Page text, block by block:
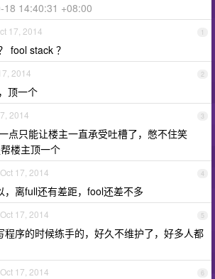
18 14:40:31 +08:00
1
17, 2014
fool stack ？
2
2014
顶一个
3
2014
点只能让楼主一直承受吐槽了，憋不住笑
楼主顶一个
4
Oct 17, 2014
，离full还有差距，fool还差不多
5
Oct 17, 2014
程序的时候练手的，好久不维护了，好多人都
6
Oct 17, 2014